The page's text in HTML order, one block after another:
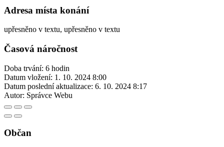
Adresa místa konání
upřesněno v textu, upřesněno v textu
Časová náročnost
Doba trvání: 6 hodin
Datum vložení: 1. 10. 2024 8:00
Datum poslední aktualizace: 6. 10. 2024 8:17
Autor: Správce Webu
Občan